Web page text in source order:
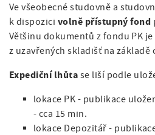
Ve všeobecné studovně a
k dispozici volně přístupný fond
Většinu dokumentů z fondu PK
z uzavřených skladišť na základě
Expediční lhůta se liší podle
lokace PK - publikace
- cca 15 min.
lokace Depozitář -